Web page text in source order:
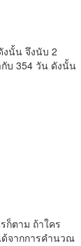
งนั้น จึงนับ 2
กับ 354 วัน ดังนั้น
ก็ตาม ถ้าใคร
ด้จากการคำนวณ